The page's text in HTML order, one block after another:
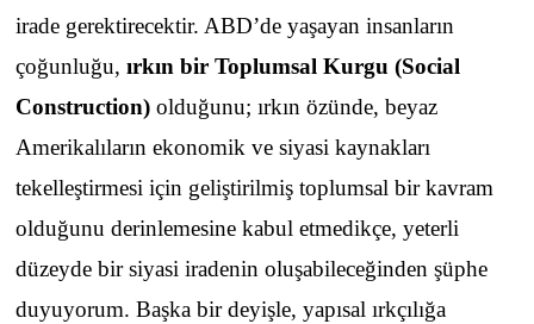
irade gerektirecektir. ABD’de yaşayan insanların
çoğunluğu,ırkın bir Toplumsal Kurgu (Social
Construction) olduğunu; ırkın özünde, beyaz
Amerikalıların ekonomik ve siyasi kaynakları
tekelleştirmesi için geliştirilmiş toplumsal bir kavram
olduğunu derinlemesine kabul etmedikçe, yeterli
düzeyde bir siyasi iradenin oluşabileceğinden şüphe
duyuyorum. Başka bir deyişle, yapısal ırkçılığa